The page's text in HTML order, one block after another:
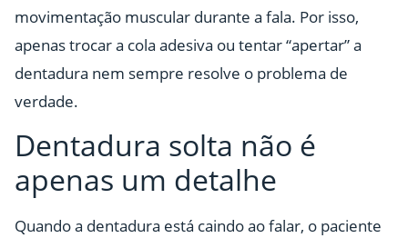
movimentação muscular durante a fala. Por isso,
apenas trocar a cola adesiva ou tentar “apertar” a
dentadura nem sempre resolve o problema de
verdade.
Dentadura solta não é
apenas um detalhe
Quando a dentadura está caindo ao falar, o paciente